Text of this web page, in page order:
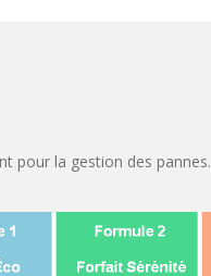
pour la gestion des pannes.